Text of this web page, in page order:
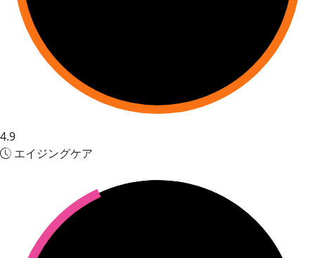
4.9
エイジングケア